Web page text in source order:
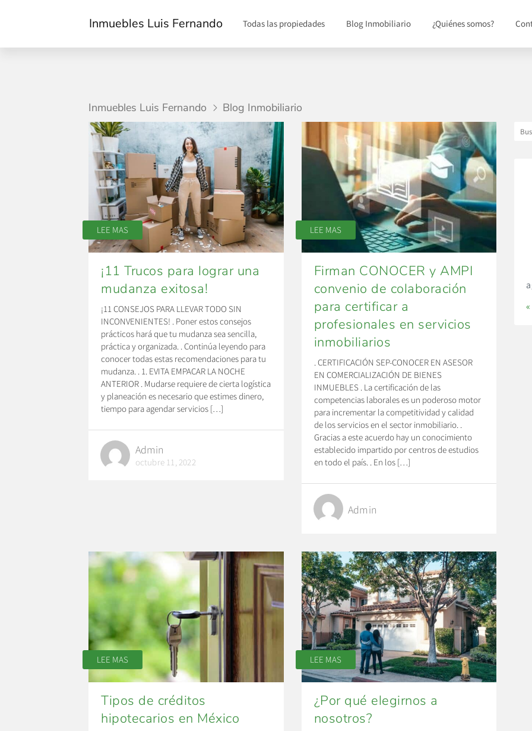
Inmuebles Luis Fernando Todas las propiedades Blog Inmobiliario ¿Quiénes somos?
Inmuebles Luis Fernando Blog Inmobiliario
LEE MAS
¡11 Trucos para lograr una
mudanza exitosa!
¡11 CONSEJOS PARA LLEVAR TODO SIN
INCONVENIENTES! . Poner estos consejos
prácticos hará que tu mudanza sea sencilla,
práctica y organizada. . Continúa leyendo para
conocer todas estas recomendaciones para tu
mudanza. . 1. EVITA EMPACAR LA NOCHE
ANTERIOR . Mudarse requiere de cierta logística
y planeación es necesario que estimes dinero,
tiempo para agendar servicios […]
Admin
octubre 11, 2022
LEE MAS
Firman CONOCER y AMPI
convenio de colaboración
para certificar a
profesionales en servicios
inmobiliarios
. CERTIFICACIÓN SEP-CONOCER EN ASESOR
EN COMERCIALIZACIÓN DE BIENES
INMUEBLES . La certificación de las
competencias laborales es un poderoso motor
para incrementar la competitividad y calidad
de los servicios en el sector inmobiliario. .
Gracias a este acuerdo hay un conocimiento
establecido impartido por centros de estudios
en todo el país. . En los […]
Admin
LEE MAS
Tipos de créditos
hipotecarios en México
LEE MAS
¿Por qué elegirnos a
nosotros?